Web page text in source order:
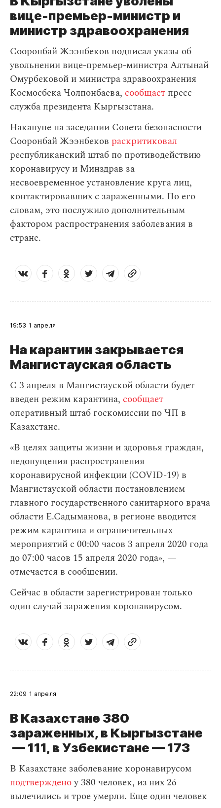
вице-премьер-министр и
министр здравоохранения
Сооронбай Жээнбеков подписал указы об
увольнении вице-премьер-министра Алтынай
Омурбековой и министра здравоохранения
Космосбека Чолпонбаева, сообщает пресс-
служба президента Кыргызстана.
Накануне на заседании Совета безопасности
Сооронбай Жээнбеков раскритиковал
республиканский штаб по противодействию
коронавирусу и Минздрав за
несвоевременное установление круга лиц,
контактировавших с зараженными. По его
словам, это послужило дополнительным
фактором распространения заболевания в
стране.
19:53 1 апреля
На карантин закрывается
Мангистауская область
С 3 апреля в Мангистауской области будет
введен режим карантина, сообщает
оперативный штаб госкомиссии по ЧП в
Казахстане.
«В целях защиты жизни и здоровья граждан,
недопущения распространения
коронавирусной инфекции (COVID-19) в
Мангистауской области постановлением
главного государственного санитарного врача
области Е.Садыманова, в регионе вводится
режим карантина и ограничительных
мероприятий с 00:00 часов 3 апреля 2020 года
до 07:00 часов 15 апреля 2020 года», —
отмечается в сообщении.
Сейчас в области зарегистрирован только
один случай заражения коронавирусом.
22:09 1 апреля
В Казахстане 380
зараженных, в Кыргызстане
— 111, в Узбекистане — 173
В Казахстане заболевание коронавирусом
подтвержденоу 380 человек, из них 26
вылечились и трое умерли. Еще один человек